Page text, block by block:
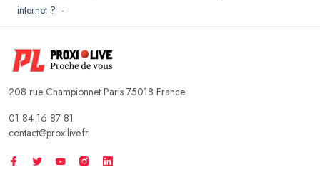
internet ? -
208 rue Championnet Paris 75018 France
01 84 16 87 81
contact@proxilive.fr